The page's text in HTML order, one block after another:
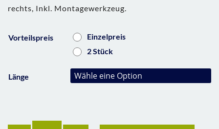
rechts, Inkl. Montagewerkzeug.
Vorteilspreis
Einzelpreis
2 Stück
Länge
Anzahl